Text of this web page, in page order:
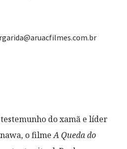
do xamã e líder
o filmeA Queda do